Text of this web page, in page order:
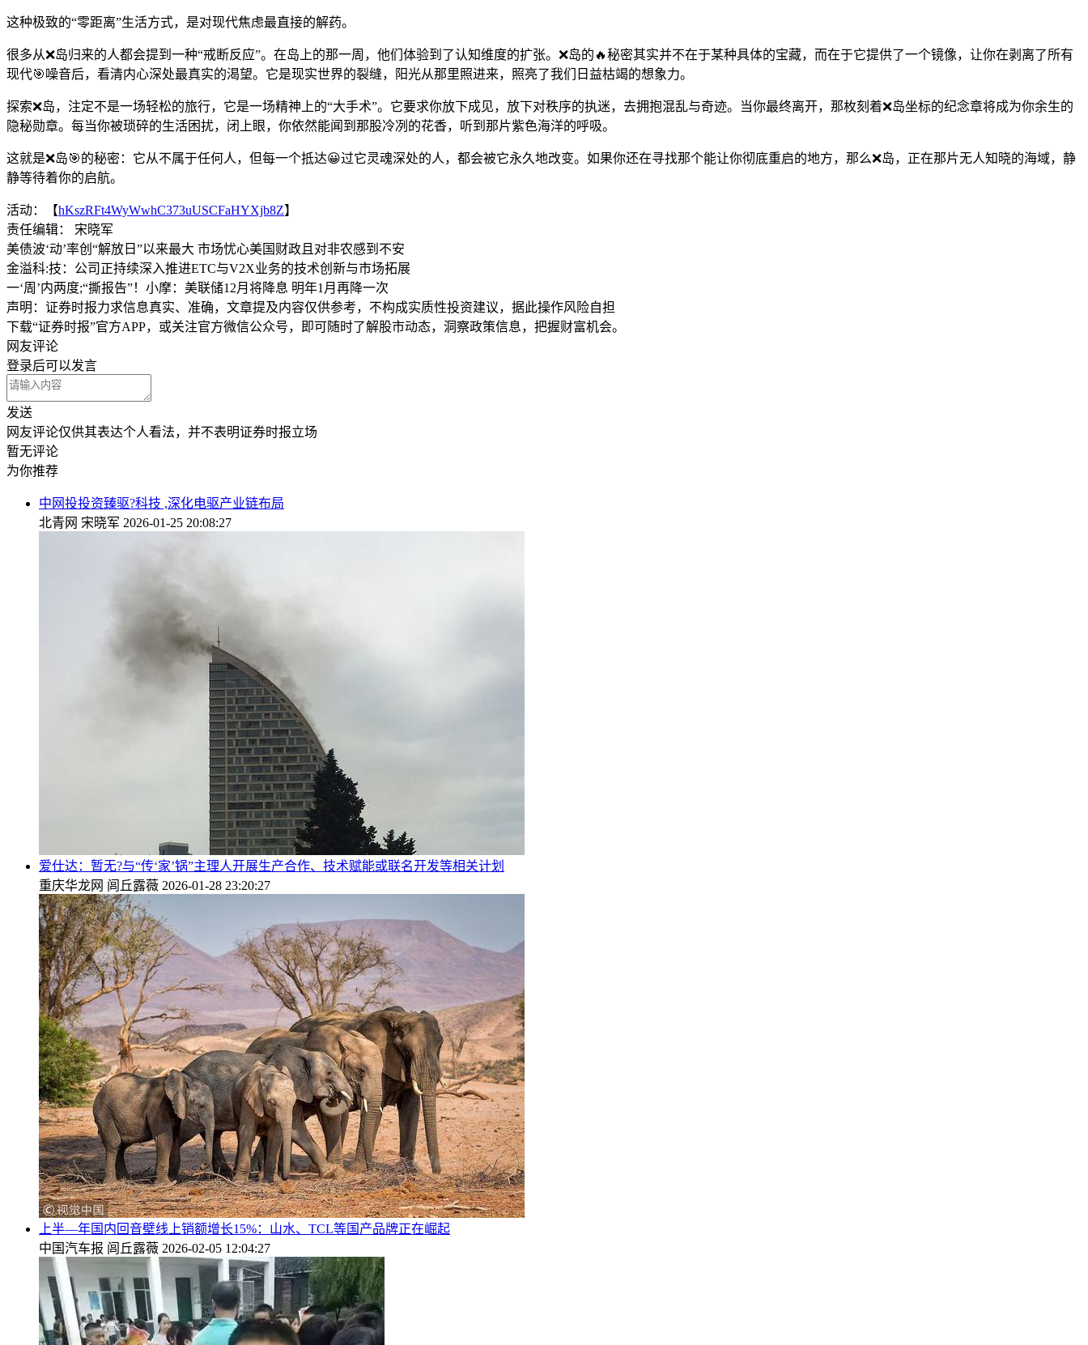
这种极致的“零距离”生活方式，是对现代焦虑最直接的解药。
很多从❌岛归来的人都会提到一种“戒断反应”。在岛上的那一周，他们体验到了认知维度的扩张。❌岛的🔥秘密其实并不在于某种具体的宝藏，而在于它提供了一个镜像，让你在剥离了所有
现代🎯噪音后，看清内心深处最真实的渴望。它是现实世界的裂缝，阳光从那里照进来，照亮了我们日益枯竭的想象力。
探索❌岛，注定不是一场轻松的旅行，它是一场精神上的“大手术”。它要求你放下成见，放下对秩序的执迷，去拥抱混乱与奇迹。当你最终离开，那枚刻着❌岛坐标的纪念章将成为你余生的
隐秘勋章。每当你被琐碎的生活困扰，闭上眼，你依然能闻到那股冷冽的花香，听到那片紫色海洋的呼吸。
这就是❌岛🎯的秘密：它从不属于任何人，但每一个抵达😀过它灵魂深处的人，都会被它永久地改变。如果你还在寻找那个能让你彻底重启的地方，那么❌岛，正在那片无人知晓的海域，静
静等待着你的启航。
活动：【hKszRFt4WyWwhC373uUSCFaHYXjb8Z】
责任编辑： 宋晓军
美债波‘动’率创“解放日”以来最大 市场忧心美国财政且对非农感到不安
金溢科:技：公司正持续深入推进ETC与V2X业务的技术创新与市场拓展
一‘周’内两度;“撕报告”！小摩：美联储12月将降息 明年1月再降一次
声明：证券时报力求信息真实、准确，文章提及内容仅供参考，不构成实质性投资建议，据此操作风险自担
下载“证券时报”官方APP，或关注官方微信公众号，即可随时了解股市动态，洞察政策信息，把握财富机会。
网友评论
登录后可以发言
发送
网友评论仅供其表达个人看法，并不表明证券时报立场
暂无评论
为你推荐
中网投投资臻驱?科技 ,深化电驱产业链布局
北青网 宋晓军 2026-01-25 20:08:27
爱仕达：暂无?与“传‘家’锅”主理人开展生产合作、技术赋能或联名开发等相关计划
重庆华龙网 闾丘露薇 2026-01-28 23:20:27
上半—年国内回音壁线上销额增长15%：山水、TCL等国产品牌正在崛起
中国汽车报 闾丘露薇 2026-02-05 12:04:27